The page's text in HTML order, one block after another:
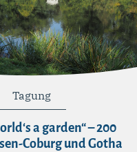
Tagung
a garden“ – 200
Coburg und Gotha